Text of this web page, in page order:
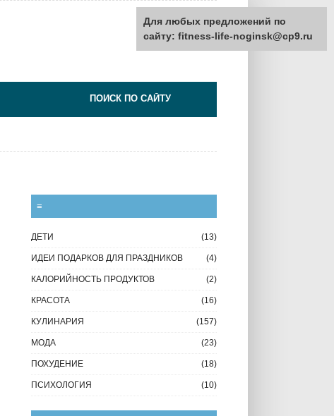
≡
ДЕТИ (13)
ИДЕИ ПОДАРКОВ ДЛЯ ПРАЗДНИКОВ (4)
КАЛОРИЙНОСТЬ ПРОДУКТОВ (2)
КРАСОТА (16)
КУЛИНАРИЯ (157)
МОДА (23)
ПОХУДЕНИЕ (18)
ПСИХОЛОГИЯ (10)
Для любых предложений по
сайту: fitness-life-noginsk@cp9.ru